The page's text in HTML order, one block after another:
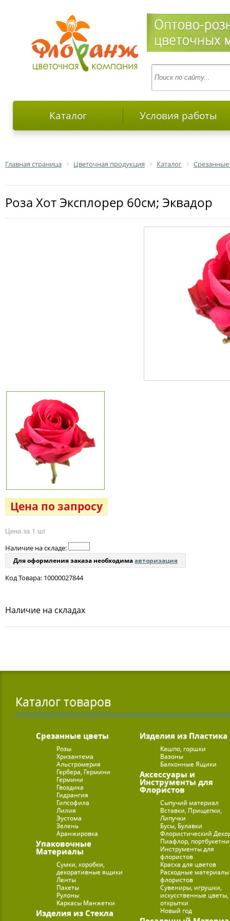
Каталог Условия работы
Главная страница Цветочная продукция Каталог
роза Хот Эксплорер 60см; Эквадор
Цена по запросу
Цена за 1 шт
Наличие на складе:
Для оформления заказа необходимаавторизация
Код Товара: 10000027844
Наличие на складах
Каталог товаров
Срезанные цветы
Розы
Хризантема
Альстромерия
Гербера, Гермини
Гермини
Гвоздика
Гидрангия
Гипсофила
Лилия
Эустома
Зелень
Аранжировка
Упаковочные
Материалы
Сумки, коробки,
декоративные ящики
Ленты
Пакеты
Рулоны
Каркасы Манжетки
Изделия из Стекла
Изделия из Пластика
Кашпо, горшки
Вазоны
Балконные Ящики
Аксессуары и
Инструменты для
Флористов
Сыпучий материал
Вставки, Прищепки,
Липучки
Бусы, Булавки
Флористический
Пиафлор,
Инструменты для
флористов
Краска для цветов
Расходные
флористов
Сувениры, игрушки,
искусственные цветы,
открытки
Новый год